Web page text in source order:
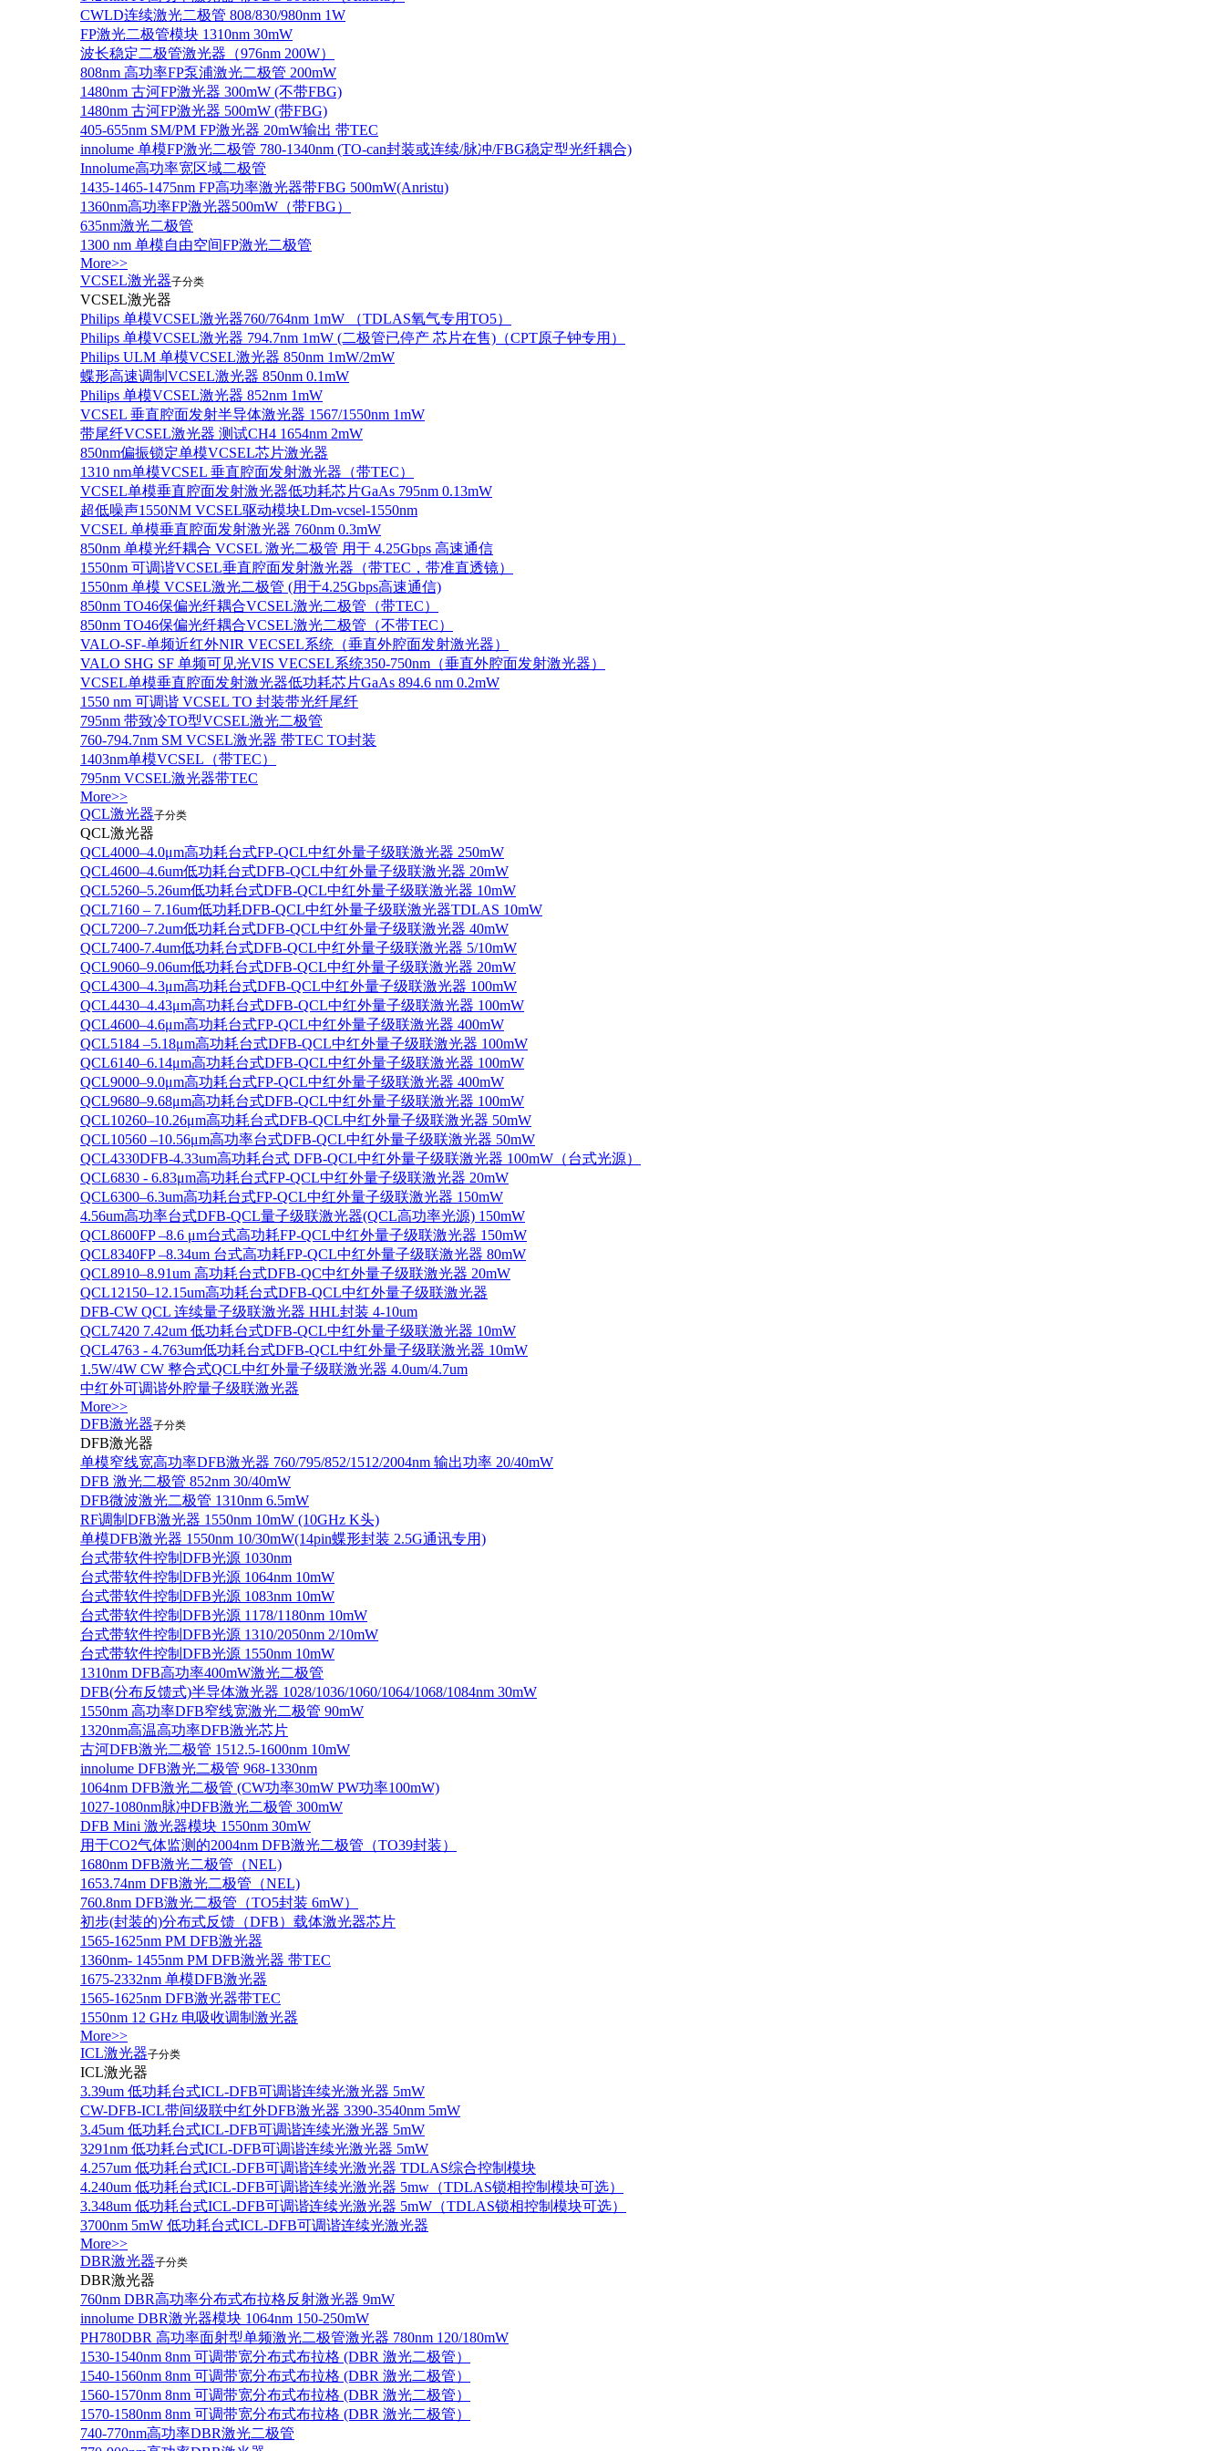
CWLD连续激光二极管 808/830/980nm 1W
FP激光二极管模块 1310nm 30mW
波长稳定二极管激光器（976nm 200W）
808nm 高功率FP泵浦激光二极管 200mW
1480nm 古河FP激光器 300mW (不带FBG)
1480nm 古河FP激光器 500mW (带FBG)
405-655nm SM/PM FP激光器 20mW输出 带TEC
innolume 单模FP激光二极管 780-1340nm (TO-can封装或连续/脉冲/FBG稳定型光纤耦合)
Innolume高功率宽区域二极管
1435-1465-1475nm FP高功率激光器带FBG 500mW(Anristu)
1360nm高功率FP激光器500mW（带FBG）
635nm激光二极管
1300 nm 单模自由空间FP激光二极管
More>>
VCSEL激光器子分类
VCSEL激光器
Philips 单模VCSEL激光器760/764nm 1mW （TDLAS氧气专用TO5）
Philips 单模VCSEL激光器 794.7nm 1mW (二极管已停产 芯片在售)（CPT原子钟专用）
Philips ULM 单模VCSEL激光器 850nm 1mW/2mW
蝶形高速调制VCSEL激光器 850nm 0.1mW
Philips 单模VCSEL激光器 852nm 1mW
VCSEL 垂直腔面发射半导体激光器 1567/1550nm 1mW
带尾纤VCSEL激光器 测试CH4 1654nm 2mW
850nm偏振锁定单模VCSEL芯片激光器
1310 nm单模VCSEL 垂直腔面发射激光器（带TEC）
VCSEL单模垂直腔面发射激光器低功耗芯片GaAs 795nm 0.13mW
超低噪声1550NM VCSEL驱动模块LDm-vcsel-1550nm
VCSEL 单模垂直腔面发射激光器 760nm 0.3mW
850nm 单模光纤耦合 VCSEL 激光二极管 用于 4.25Gbps 高速通信
1550nm 可调谐VCSEL垂直腔面发射激光器（带TEC，带准直透镜）
1550nm 单模 VCSEL激光二极管 (用于4.25Gbps高速通信)
850nm TO46保偏光纤耦合VCSEL激光二极管（带TEC）
850nm TO46保偏光纤耦合VCSEL激光二极管（不带TEC）
VALO-SF-单频近红外NIR VECSEL系统（垂直外腔面发射激光器）
VALO SHG SF 单频可见光VIS VECSEL系统350-750nm（垂直外腔面发射激光器）
VCSEL单模垂直腔面发射激光器低功耗芯片GaAs 894.6 nm 0.2mW
1550 nm 可调谐 VCSEL TO 封装带光纤尾纤
795nm 带致冷TO型VCSEL激光二极管
760-794.7nm SM VCSEL激光器 带TEC TO封装
1403nm单模VCSEL（带TEC）
795nm VCSEL激光器带TEC
More>>
QCL激光器子分类
QCL激光器
QCL4000–4.0μm高功耗台式FP-QCL中红外量子级联激光器 250mW
QCL4600–4.6um低功耗台式DFB-QCL中红外量子级联激光器 20mW
QCL5260–5.26um低功耗台式DFB-QCL中红外量子级联激光器 10mW
QCL7160 – 7.16um低功耗DFB-QCL中红外量子级联激光器TDLAS 10mW
QCL7200–7.2um低功耗台式DFB-QCL中红外量子级联激光器 40mW
QCL7400-7.4um低功耗台式DFB-QCL中红外量子级联激光器 5/10mW
QCL9060–9.06um低功耗台式DFB-QCL中红外量子级联激光器 20mW
QCL4300–4.3μm高功耗台式DFB-QCL中红外量子级联激光器 100mW
QCL4430–4.43μm高功耗台式DFB-QCL中红外量子级联激光器 100mW
QCL4600–4.6μm高功耗台式FP-QCL中红外量子级联激光器 400mW
QCL5184 –5.18μm高功耗台式DFB-QCL中红外量子级联激光器 100mW
QCL6140–6.14μm高功耗台式DFB-QCL中红外量子级联激光器 100mW
QCL9000–9.0μm高功耗台式FP-QCL中红外量子级联激光器 400mW
QCL9680–9.68μm高功耗台式DFB-QCL中红外量子级联激光器 100mW
QCL10260–10.26μm高功耗台式DFB-QCL中红外量子级联激光器 50mW
QCL10560 –10.56μm高功率台式DFB-QCL中红外量子级联激光器 50mW
QCL4330DFB-4.33um高功耗台式 DFB-QCL中红外量子级联激光器 100mW（台式光源）
QCL6830 - 6.83μm高功耗台式FP-QCL中红外量子级联激光器 20mW
QCL6300–6.3um高功耗台式FP-QCL中红外量子级联激光器 150mW
4.56um高功率台式DFB-QCL量子级联激光器(QCL高功率光源) 150mW
QCL8600FP –8.6 μm台式高功耗FP-QCL中红外量子级联激光器 150mW
QCL8340FP –8.34um 台式高功耗FP-QCL中红外量子级联激光器 80mW
QCL8910–8.91um 高功耗台式DFB-QC中红外量子级联激光器 20mW
QCL12150–12.15um高功耗台式DFB-QCL中红外量子级联激光器
DFB-CW QCL 连续量子级联激光器 HHL封装 4-10um
QCL7420 7.42um 低功耗台式DFB-QCL中红外量子级联激光器 10mW
QCL4763 - 4.763um低功耗台式DFB-QCL中红外量子级联激光器 10mW
1.5W/4W CW 整合式QCL中红外量子级联激光器 4.0um/4.7um
中红外可调谐外腔量子级联激光器
More>>
DFB激光器子分类
DFB激光器
单模窄线宽高功率DFB激光器 760/795/852/1512/2004nm 输出功率 20/40mW
DFB 激光二极管 852nm 30/40mW
DFB微波激光二极管 1310nm 6.5mW
RF调制DFB激光器 1550nm 10mW (10GHz K头)
单模DFB激光器 1550nm 10/30mW(14pin蝶形封装 2.5G通讯专用)
台式带软件控制DFB光源 1030nm
台式带软件控制DFB光源 1064nm 10mW
台式带软件控制DFB光源 1083nm 10mW
台式带软件控制DFB光源 1178/1180nm 10mW
台式带软件控制DFB光源 1310/2050nm 2/10mW
台式带软件控制DFB光源 1550nm 10mW
1310nm DFB高功率400mW激光二极管
DFB(分布反馈式)半导体激光器 1028/1036/1060/1064/1068/1084nm 30mW
1550nm 高功率DFB窄线宽激光二极管 90mW
1320nm高温高功率DFB激光芯片
古河DFB激光二极管 1512.5-1600nm 10mW
innolume DFB激光二极管 968-1330nm
1064nm DFB激光二极管 (CW功率30mW PW功率100mW)
1027-1080nm脉冲DFB激光二极管 300mW
DFB Mini 激光器模块 1550nm 30mW
用于CO2气体监测的2004nm DFB激光二极管（TO39封装）
1680nm DFB激光二极管（NEL)
1653.74nm DFB激光二极管（NEL)
760.8nm DFB激光二极管（TO5封装 6mW）
初步(封装的)分布式反馈（DFB）载体激光器芯片
1565-1625nm PM DFB激光器
1360nm- 1455nm PM DFB激光器 带TEC
1675-2332nm 单模DFB激光器
1565-1625nm DFB激光器带TEC
1550nm 12 GHz 电吸收调制激光器
More>>
ICL激光器子分类
ICL激光器
3.39um 低功耗台式ICL-DFB可调谐连续光激光器 5mW
CW-DFB-ICL带间级联中红外DFB激光器 3390-3540nm 5mW
3.45um 低功耗台式ICL-DFB可调谐连续光激光器 5mW
3291nm 低功耗台式ICL-DFB可调谐连续光激光器 5mW
4.257um 低功耗台式ICL-DFB可调谐连续光激光器 TDLAS综合控制模块
4.240um 低功耗台式ICL-DFB可调谐连续光激光器 5mw（TDLAS锁相控制模块可选）
3.348um 低功耗台式ICL-DFB可调谐连续光激光器 5mW（TDLAS锁相控制模块可选）
3700nm 5mW 低功耗台式ICL-DFB可调谐连续光激光器
More>>
DBR激光器子分类
DBR激光器
760nm DBR高功率分布式布拉格反射激光器 9mW
innolume DBR激光器模块 1064nm 150-250mW
PH780DBR 高功率面射型单频激光二极管激光器 780nm 120/180mW
1530-1540nm 8nm 可调带宽分布式布拉格 (DBR 激光二极管）
1540-1560nm 8nm 可调带宽分布式布拉格 (DBR 激光二极管）
1560-1570nm 8nm 可调带宽分布式布拉格 (DBR 激光二极管）
1570-1580nm 8nm 可调带宽分布式布拉格 (DBR 激光二极管）
740-770nm高功率DBR激光二极管